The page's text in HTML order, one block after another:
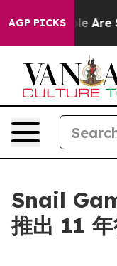
AGP PICKS
“People Are
Snail
推出 11